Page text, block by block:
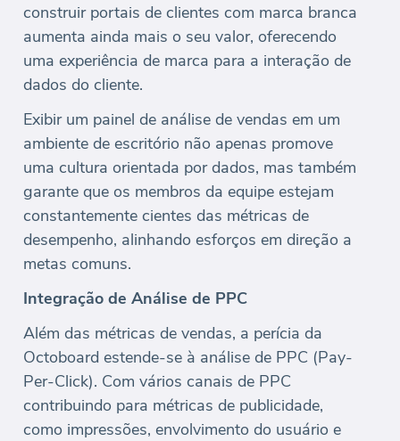
construir portais de clientes com marca branca
aumenta ainda mais o seu valor, oferecendo
uma experiência de marca para a interação de
dados do cliente.
Exibir um painel de análise de vendas em um
ambiente de escritório não apenas promove
uma cultura orientada por dados, mas também
garante que os membros da equipe estejam
constantemente cientes das métricas de
desempenho, alinhando esforços em direção a
metas comuns.
Integração de Análise de PPC
Além das métricas de vendas, a perícia da
Octoboard estende-se à análise de PPC (Pay-
Per-Click). Com vários canais de PPC
contribuindo para métricas de publicidade,
como impressões, envolvimento do usuário e